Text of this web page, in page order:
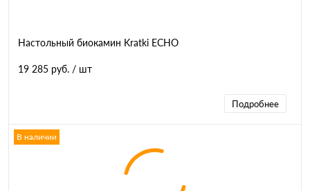
Настольный биокамин Kratki ECHO
19 285 руб. / шт
Подробнее
В наличии